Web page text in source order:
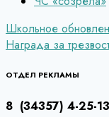
Навигация
по
записям
Школьное
Награда за
ОТДЕЛ РЕКЛАМЫ
8 (34357) 4-25-13